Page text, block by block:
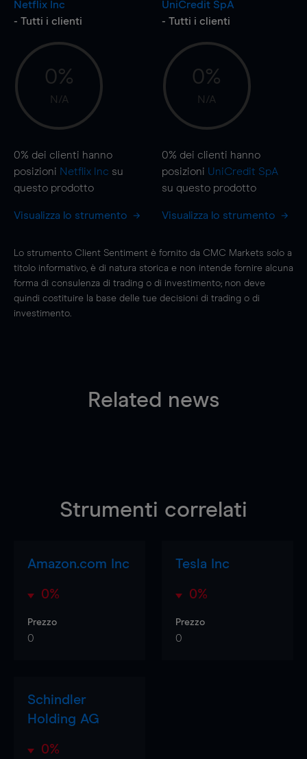
Netflix Inc
- Tutti i clienti
0%
N/A
0% dei clienti hanno
posizioni Netflix Inc su
questo prodotto
Visualizza lo strumento
UniCredit SpA
- Tutti i clienti
0%
N/A
0% dei clienti hanno
posizioni UniCredit SpA
su questo prodotto
Visualizza lo strumento
Lo strumento Client Sentiment è fornito da CMC Markets solo a
titolo informativo, è di natura storica e non intende fornire alcuna
forma di consulenza di trading o di investimento; non deve
quindi costituire la base delle tue decisioni di trading o di
investimento.
Related news
Strumenti correlati
Amazon.com Inc
0%
Prezzo
0
Tesla Inc
0%
Prezzo
0
Schindler
Holding AG
0%